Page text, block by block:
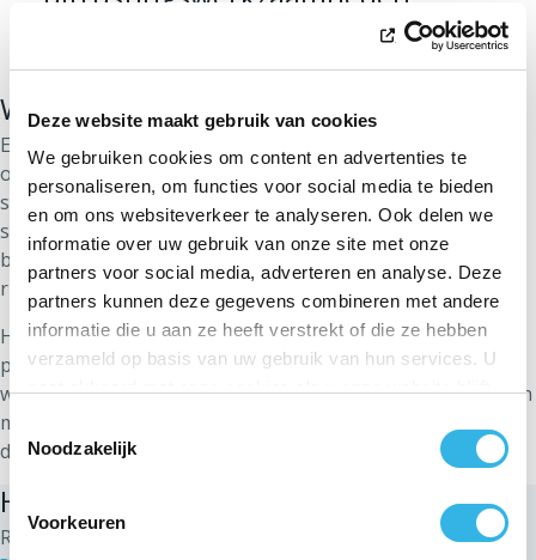
Deze website maakt gebruik van cookies
We gebruiken cookies om content en advertenties te
personaliseren, om functies voor social media te bieden
en om ons websiteverkeer te analyseren. Ook delen we
informatie over uw gebruik van onze site met onze
partners voor social media, adverteren en analyse. Deze
partners kunnen deze gegevens combineren met andere
informatie die u aan ze heeft verstrekt of die ze hebben
verzameld op basis van uw gebruik van hun services. U
Toestemmingsselectie
Noodzakelijk
Voorkeuren
Wat is een bouwrijp te maken terrein?
Een bouwrijp te maken terrein is elk terrein dat
onderworpen is aan het verkrijgen van een
stedenbouwkundige vergunning of een
stedenbouwkundige vergunning voor groepen van
bouwwerken in de zin van de reglementering op de
ruimtelijke ordening.
Het betreft zowel terreinen langs bestaande openbare of
particuliere wegen en/of toegangswegen als terreinen
waarvoor nieuwe wegen en/of particuliere toegangswegen
moeten worden geopend, die vervolgens al dan niet door
de gemeente worden overgenomen.
Hoe mijn terrein bouwrijp maken?
Raadpleeg eerst de regelgeving voor elektriciteiten